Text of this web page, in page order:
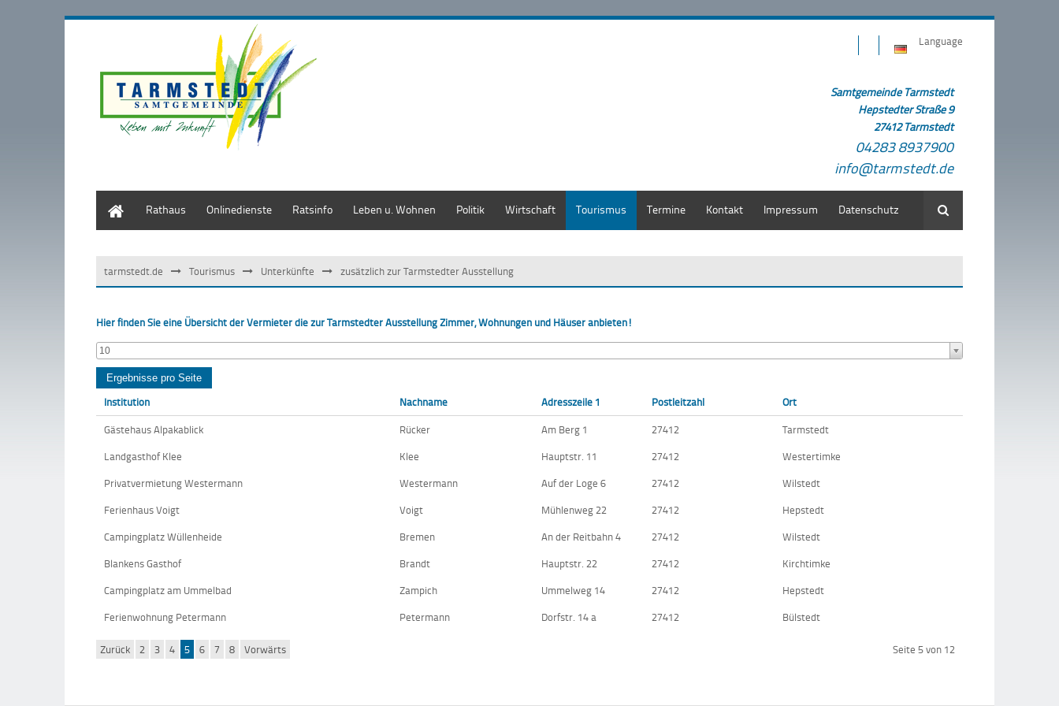
Language
Samtgemeinde Tarmstedt
Hepstedter Straße 9
27412 Tarmstedt
04283 8937900
info@tarmstedt.de
Rathaus Onlinedienste Ratsinfo Leben u. Wohnen Politik Wirtschaft Tourismus Termine Kontakt Impressum Datenschutz Suche
tarmstedt.de Tourismus Unterkünfte zusätzlich zur Tarmstedter Ausstellung
Hier finden Sie eine Übersicht der Vermieter die zur Tarmstedter Ausstellung Zimmer, Wohnungen und Häuser anbieten!
10
Institution Nachname Adresszeile 1 Postleitzahl
Ort
Gästehaus Alpakablick
Rücker Am Berg 1 27412
Tarmstedt
Landgasthof Klee
Klee Hauptstr. 11 27412
Westertimke
Privatvermietung Westermann
Westermann Auf der Loge 6 27412
Wilstedt
Ferienhaus Voigt
Voigt Mühlenweg 22 27412
Hepstedt
Campingplatz Wüllenheide
Bremen An der Reitbahn 4 27412
Wilstedt
Blankens Gasthof
Brandt Hauptstr. 22 27412
Kirchtimke
Campingplatz am Ummelbad
Zampich Ummelweg 14 27412
Hepstedt
Ferienwohnung Petermann
Petermann Dorfstr. 14 a 27412 Bülstedt
Seite 5 von 12
Zurück 2 3 4 5 6 7 8 Vorwärts